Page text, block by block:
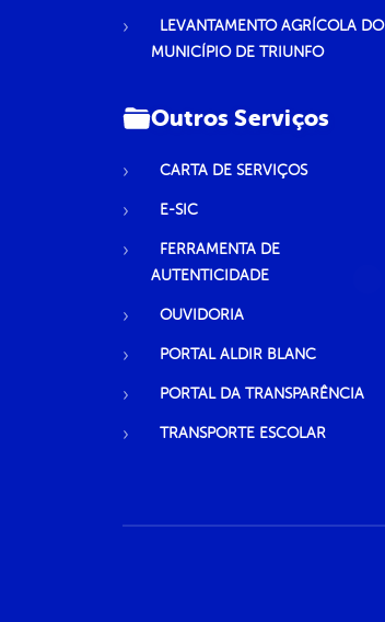
LEVANTAMENTO AGRÍCOLA DO
MUNICÍPIO DE TRIUNFO
Outros Serviços
CARTA DE SERVIÇOS
E-SIC
FERRAMENTA DE
AUTENTICIDADE
OUVIDORIA
PORTAL ALDIR BLANC
PORTAL DA TRANSPARÊNCIA
TRANSPORTE ESCOLAR